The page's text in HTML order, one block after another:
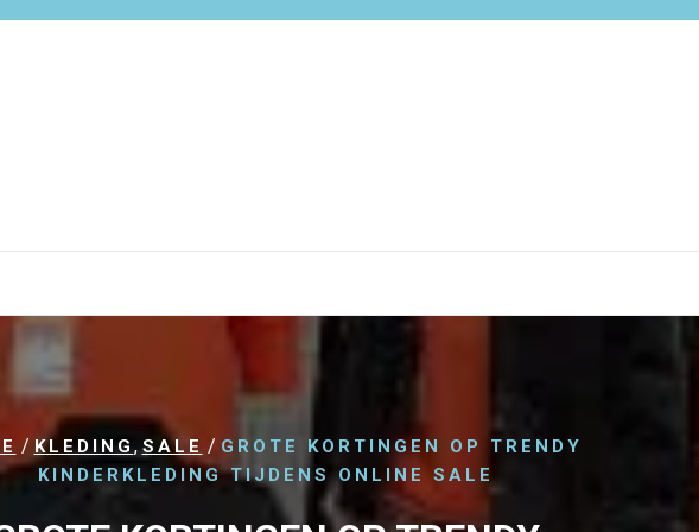
/ KLEDING , SALE / GROTE KORTINGEN OP TRENDY
KINDERKLEDING TIJDENS ONLINE SALE